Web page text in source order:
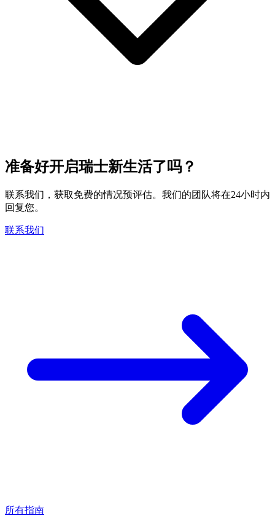
准备好开启瑞士新生活了吗？
联系我们，获取免费的情况预评估。我们的团队将在24小时内
回复您。
联系我们
所有指南